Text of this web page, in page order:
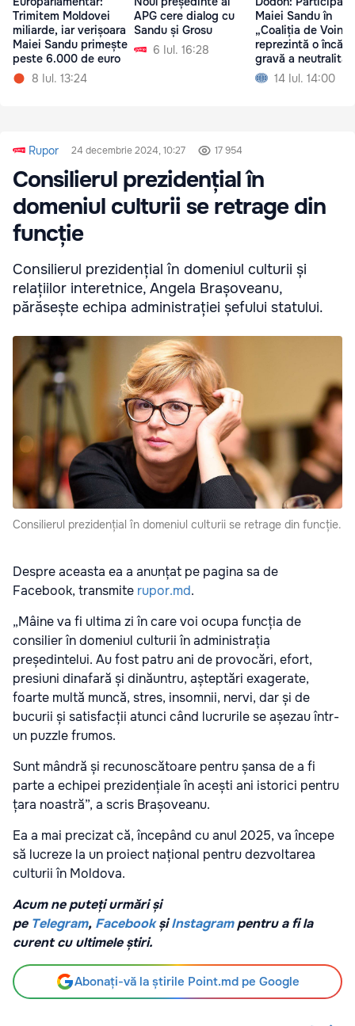
Trimitem Moldovei
miliarde, iar verișoara
Maiei Sandu primește
peste 6.000 de euro
8 Iul. 13:24
APG cere dialog cu
Sandu și Grosu
6 Iul. 16:28
Maiei Sandu în
„Coaliția de
reprezintă o
gravă a
Moldovei
14 Iul. 14:00
Rupor 24 decembrie 2024, 10:27 17 954
Consilierul prezidențial în
domeniul culturii se retrage din
funcție
Consilierul prezidențial în domeniul culturii și
relațiilor interetnice, Angela Brașoveanu,
părăsește echipa administrației șefului statului.
Consilierul prezidențial în domeniul culturii se retrage din funcție.
Despre aceasta ea a anunțat pe pagina sa de
Facebook, transmite rupor.md.
„Mâine va fi ultima zi în care voi ocupa funcția de
consilier în domeniul culturii în administrația
președintelui. Au fost patru ani de provocări, efort,
presiuni dinafară și dinăuntru, așteptări exagerate,
foarte multă muncă, stres, insomnii, nervi, dar și de
bucurii și satisfacții atunci când lucrurile se așezau într-
un puzzle frumos.
Sunt mândră și recunoscătoare pentru șansa de a fi
parte a echipei prezidențiale în acești ani istorici pentru
țara noastră”, a scris Brașoveanu.
Ea a mai precizat că, începând cu anul 2025, va începe
să lucreze la un proiect național pentru dezvoltarea
culturii în Moldova.
Acum ne puteți urmări și
pe Telegram, Facebook șiInstagrampentru a fi la
curent cu ultimele știri.
Abonați-vă la știrile Point.md pe Google